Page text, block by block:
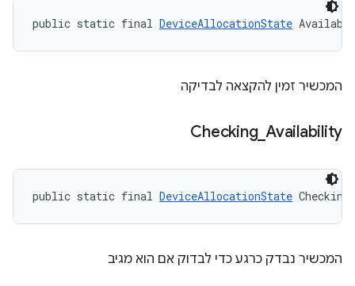
public static final DeviceAllocationState Available
המכשיר זמין להקצאה לבדיקה
Checking_ Availability
public static final DeviceAllocationState
המכשיר נבדק כרגע כדי לבדוק אם הוא מגיב